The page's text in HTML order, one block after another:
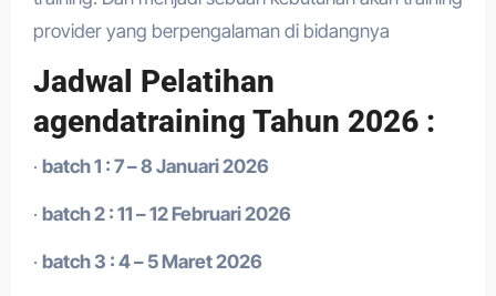
provider yang berpengalaman di bidangnya
Jadwal Pelatihan
agendatraining Tahun 2026 :
· batch 1 : 7 – 8 Januari 2026
· batch 2 : 11 – 12 Februari 2026
· batch 3 : 4 – 5 Maret 2026